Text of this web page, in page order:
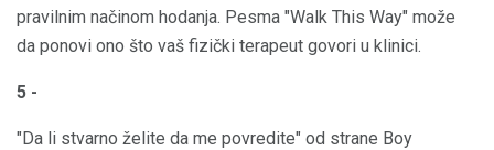
pravilnim načinom hodanja. Pesma "Walk This Way" može
da ponovi ono što vaš fizički terapeut govori u klinici.
5 -
"Da li stvarno želite da me povredite" od strane Boy